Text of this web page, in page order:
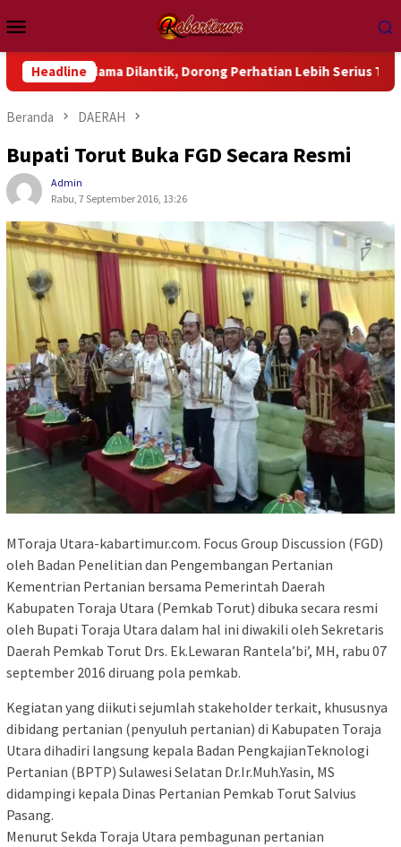
ke
kontenMobile
HeadlineDilantik, Dorong Perhatian Lebih Serius Terhadap Isu
Beranda DAERAH
Bupati Torut Buka FGD Secara Resmi
Admin
Rabu, 7 September 2016, 13:26
MToraja Utara-kabartimur.com. Focus Group Discussion (FGD)
oleh Badan Penelitian dan Pengembangan Pertanian
Kementrian Pertanian bersama Pemerintah Daerah
Kabupaten Toraja Utara (Pemkab Torut) dibuka secara resmi
oleh Bupati Toraja Utara dalam hal ini diwakili oleh Sekretaris
Daerah Pemkab Torut Drs. Ek.Lewaran Rantela’bi’, MH, rabu 07
september 2016 diruang pola pemkab.
Kegiatan yang diikuti sejumlah stakeholder terkait, khususnya
dibidang pertanian (penyuluh pertanian) di Kabupaten Toraja
Utara dihadiri langsung kepala Badan PengkajianTeknologi
Pertanian (BPTP) Sulawesi Selatan Dr.Ir.Muh.Yasin, MS
didampingi kepala Dinas Pertanian Pemkab Torut Salvius
Pasang.
Menurut Sekda Toraja Utara pembagunan pertanian